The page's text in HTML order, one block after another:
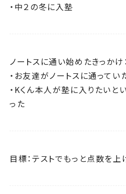
・中２の冬に入塾
ノートスに通い始めたきっかけ
・お友達がノートスに通って
・Kくん本人が塾に入りたいと
った
目標：テストでもっと点数を上